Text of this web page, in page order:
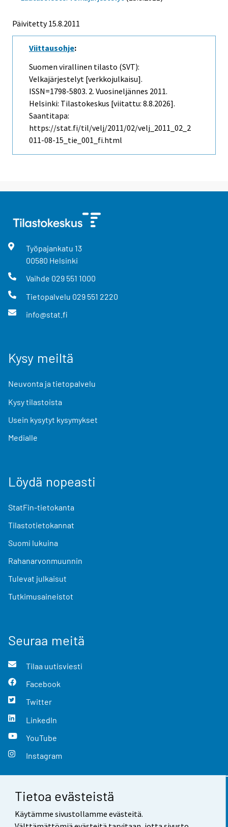
Tietoa evästeistä
Käytämme sivustollamme evästeitä.
Päivitetty 15.8.2011
Viittausohje:
Suomen virallinen tilasto (SVT):
Velkajärjestelyt [verkkojulkaisu].
ISSN=1798-5803. 2. Vuosineljännes 2011.
Helsinki: Tilastokeskus [viitattu: 8.8.2026].
Saantitapa:
https://stat.fi/til/velj/2011/02/velj_2011_02_2
011-08-15_tie_001_fi.html
Työpajankatu 13
00580 Helsinki
Vaihde 029 551 1000
Tietopalvelu 029 551 2220
info@stat.fi
Kysy meiltä
Neuvonta ja tietopalvelu
Kysy tilastoista
Usein kysytyt kysymykset
Medialle
Löydä nopeasti
StatFin-tietokanta
Tilastotietokannat
Suomi lukuina
Rahanarvonmuunnin
Tulevat julkaisut
Tutkimusaineistot
Seuraa meitä
Tilaa uutisviesti
Facebook
Twitter
LinkedIn
YouTube
Instagram
Yhteystiedot
Palaute